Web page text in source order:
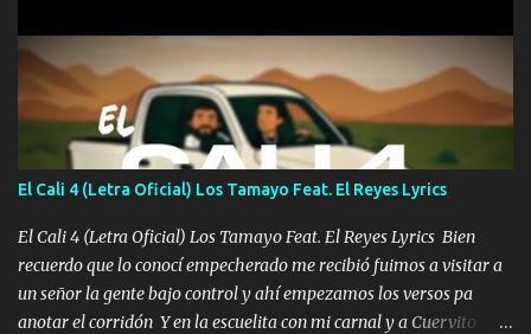
coronamos Se jala los marciales Y sus guitarras ya van sonando
Un gallardo me prendo Para agarrar el vuelo y la mente y
tranquilizando Tomense un buen trago Y así es como empezamos
los versos que voy cantando (Music) A vido alta y bajas La carreta
se atora Pero nunca le aflojamos Ya me han pasado cosas Y
aunque ustedes no sepan Pero la vida es muy corta Hay que
echarle chingazos Y seguir trabajando porque nada es...
El Cali 4 (Letra Oficial) Los Tamayo Feat. El Reyes Lyrics
El Cali 4 (Letra Oficial) Los Tamayo Feat. El Reyes Lyrics Bien
recuerdo que lo conocí empecherado me recibió fuimos a visitar a
un señor la gente bajo control y ahí empezamos los versos pa
anotar el corridón Y en la escuelita con mi carnal y a Cuervito